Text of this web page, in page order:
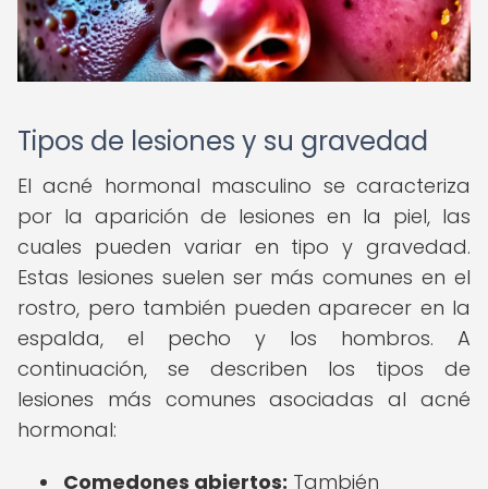
Tipos de lesiones y su gravedad
El acné hormonal masculino se caracteriza
por la aparición de lesiones en la piel, las
cuales pueden variar en tipo y gravedad.
Estas lesiones suelen ser más comunes en el
rostro, pero también pueden aparecer en la
espalda, el pecho y los hombros. A
continuación, se describen los tipos de
lesiones más comunes asociadas al acné
hormonal:
Comedones abiertos: También